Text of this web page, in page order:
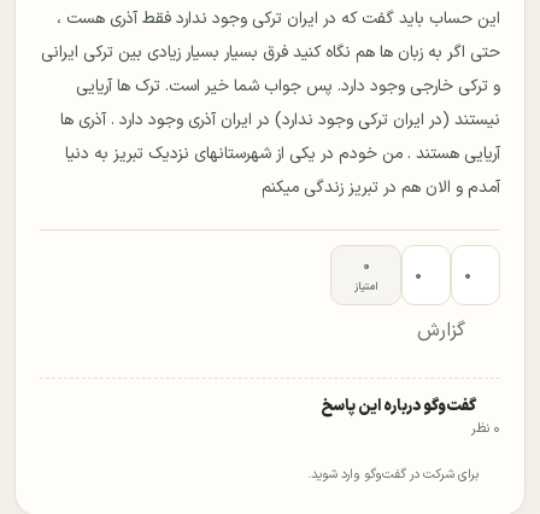
این حساب باید گفت که در ایران ترکی وجود ندارد فقط آذری هست ،
حتی اگر به زبان ها هم نگاه کنید فرق بسیار بسیار زیادی بین ترکی ایرانی
و ترکی خارجی وجود دارد. پس جواب شما خیر است. ترک ها آریایی
نیستند (در ایران ترکی وجود ندارد) در ایران آذری وجود دارد . آذری ها
آریایی هستند . من خودم در یکی از شهرستانهای نزدیک تبریز به دنیا
آمدم و الان هم در تبریز زندگی میکنم
۰ ۰ ۰
امتیاز
گزارش
گفت‌وگو درباره این پاسخ
۰ نظر
برای شرکت در گفت‌وگو وارد شوید.